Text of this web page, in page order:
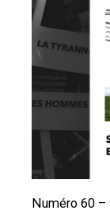
Numéro 60